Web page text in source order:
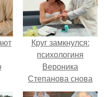
Круг замкнулся:
психологиня
Вероника
Степанова снова
вышла замуж за